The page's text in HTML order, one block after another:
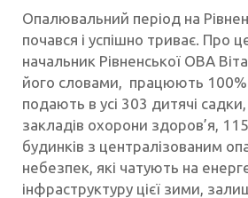
Опалювальний період на
почався і успішно триває. Про
начальник Рівненської ОВА
його словами, працюють
подають в усі 303 дитячі
закладів охорони здоров’я,
будинків з централізованим
небезпек, які чатують на
інфраструктуру цієї зими,